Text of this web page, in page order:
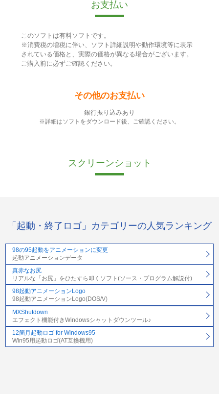
お支払い
このソフトは有料ソフトです。
※消費税の増税に伴い、ソフト詳細説明や動作環境等に表示
されている価格と、実際の価格が異なる場合がございます。
ご購入前に必ずご確認ください。
その他のお支払い
銀行振り込みあり
※詳細はソフトをダウンロード後、ご確認ください。
スクリーンショット
「起動・終了ロゴ」カテゴリーの人気ランキング
98の95起動をアニメーションに変更
起動アニメーションデータ
真赤なお尻
リアルな「お尻」をひたすら叩くソフト(ソース・プログラム解説付)
98起動アニメーションLogo
98起動アニメーションLogo(DOS/V)
MXShutdown
エフェクト機能付きWindowsシャットダウンツール♪
12箇月起動ロゴ for Windows95
Win95用起動ロゴ(AT互換機用)